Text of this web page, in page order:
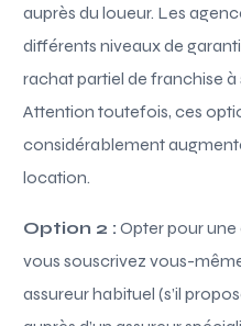
auprès du loueur. Les
différents niveaux de
rachat partiel de franchise à
Attention toutefois, ces
considérablement
location.
Option 2 : Opter pour une
vous souscrivez vous-
assureur habituel (s’il